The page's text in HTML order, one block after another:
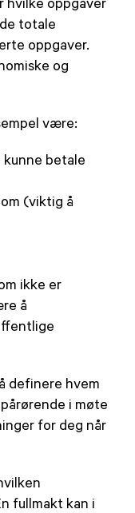
totale
oppgaver.
og
være:
betale
(viktig å
ikke er
å
definere hvem
i møte
for deg når
fullmakt kan i